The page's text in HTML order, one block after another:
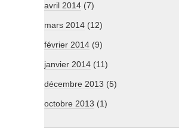
avril 2014 (7)
mars 2014 (12)
février 2014 (9)
janvier 2014 (11)
décembre 2013 (5)
octobre 2013 (1)